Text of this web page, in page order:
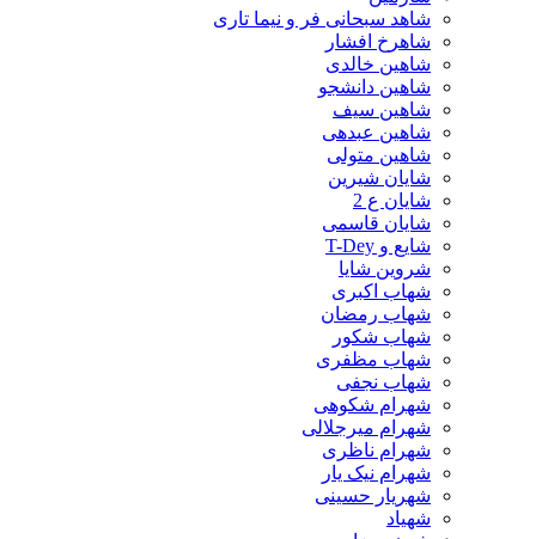
شاهد سبحانی فر و نیما تاری
شاهرخ افشار
شاهین خالدی
شاهین دانشجو
شاهین سیف
شاهین عبدهی
شاهین متولی
شایان شیرین
شایان ع 2
شایان قاسمی
شایع و T-Dey
شروین شایا
شهاب اکبری
شهاب رمضان
شهاب شکور
شهاب مظفری
شهاب نجفی
شهرام شکوهی
شهرام میرجلالی
شهرام ناظری
شهرام نیک یار
شهریار حسینی
شهیاد